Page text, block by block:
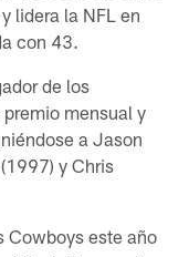
lidera la NFL en
con 43.
de los
mensual y
a Jason
y Chris
Cowboys este año